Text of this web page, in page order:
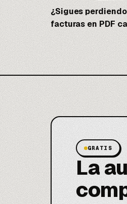
¿Sigues
facturas en PDF
GRATIS
La